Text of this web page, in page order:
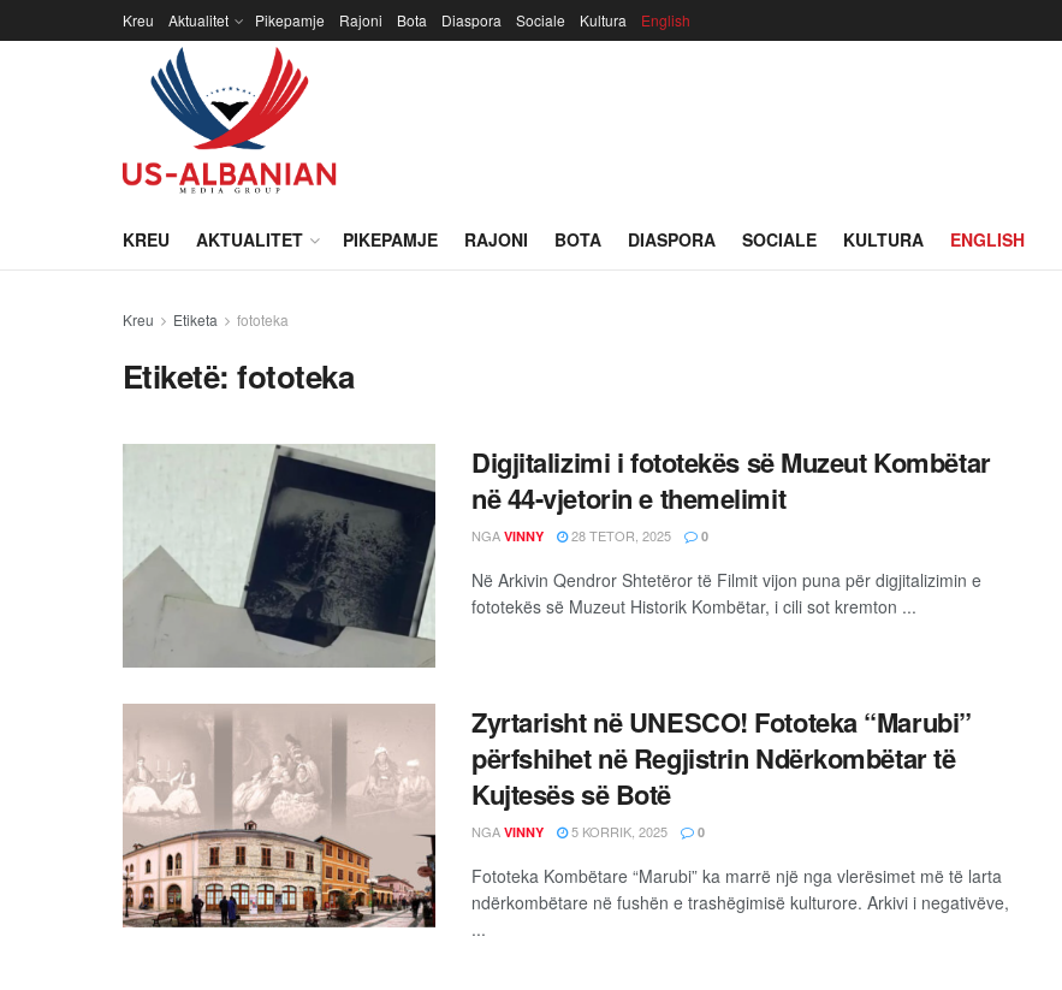
Kreu Aktualitet Pikepamje Rajoni Bota Diaspora Sociale Kultura English
KREU AKTUALITET PIKEPAMJE RAJONI BOTA DIASPORA SOCIALE KULTURA ENGLISH
Kreu Etiketa fototeka
Etiketë:fototeka
Digjitalizimi i fototekës së Muzeut Kombëtar
në 44-vjetorin e themelimit
NGA VINNY 28 TETOR, 2025 0
Në Arkivin Qendror Shtetëror të Filmit vijon puna për digjitalizimin e
fototekës së Muzeut Historik Kombëtar, i cili sot kremton ...
Zyrtarisht në UNESCO! Fototeka “Marubi”
përfshihet në Regjistrin Ndërkombëtar të
Kujtesës së Botë
NGA VINNY 5 KORRIK, 2025 0
Fototeka Kombëtare “Marubi” ka marrë një nga vlerësimet më të larta
ndërkombëtare në fushën e trashëgimisë kulturore. Arkivi i negativëve,
...